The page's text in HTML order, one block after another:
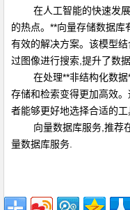
在人工智能的快速发
的热点。**向量存储数据库
有效的解决方案。该模型结
过图像进行搜索,提升了数据
在处理**非结构化数据
存储和检索变得更加高效
者能够更好地选择合适的工
向量数据库服务,推荐
量数据库服务.